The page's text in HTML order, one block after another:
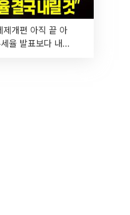
제개편 아직 끝 아
율 발표보다 내릴